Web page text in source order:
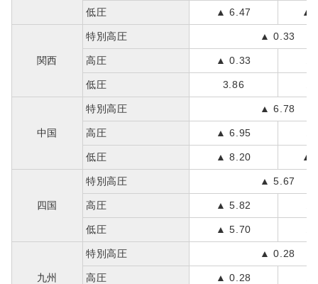
低圧 ▲ 6.47 ▲
関西
特別高圧 ▲ 0.33
高圧 ▲ 0.33
低圧 3.86
中国
特別高圧 ▲ 6.78
高圧 ▲ 6.95
低圧 ▲ 8.20 ▲
四国
特別高圧 ▲ 5.67
高圧 ▲ 5.82
低圧 ▲ 5.70
九州
特別高圧 ▲ 0.28
高圧 ▲ 0.28